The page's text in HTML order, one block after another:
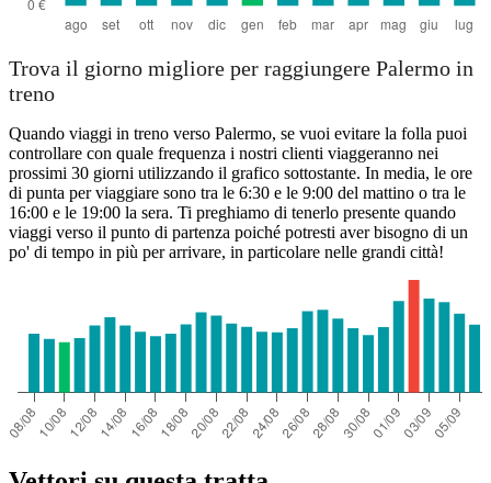
Trova il giorno migliore per raggiungere Palermo in
treno
Quando viaggi in treno verso Palermo, se vuoi evitare la folla puoi
controllare con quale frequenza i nostri clienti viaggeranno nei
prossimi 30 giorni utilizzando il grafico sottostante. In media, le ore
di punta per viaggiare sono tra le 6:30 e le 9:00 del mattino o tra le
16:00 e le 19:00 la sera. Ti preghiamo di tenerlo presente quando
viaggi verso il punto di partenza poiché potresti aver bisogno di un
po' di tempo in più per arrivare, in particolare nelle grandi città!